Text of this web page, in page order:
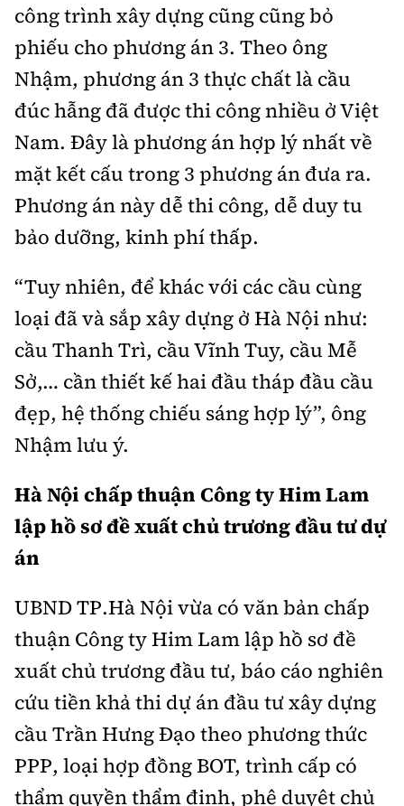
công trình xây dựng cũng cũng bỏ
phiếu cho phương án 3. Theo ông
Nhậm, phương án 3 thực chất là cầu
đúc hẫng đã được thi công nhiều ở Việt
Nam. Đây là phương án hợp lý nhất về
mặt kết cấu trong 3 phương án đưa ra.
Phương án này dễ thi công, dễ duy tu
bảo dưỡng, kinh phí thấp.
“Tuy nhiên, để khác với các cầu cùng
loại đã và sắp xây dựng ở Hà Nội như:
cầu Thanh Trì, cầu Vĩnh Tuy, cầu Mễ
Sở,… cần thiết kế hai đầu tháp đầu cầu
đẹp, hệ thống chiếu sáng hợp lý”, ông
Nhậm lưu ý.
Hà Nội chấp thuận Công ty Him Lam
lập hồ sơ đề xuất chủ trương đầu tư dự
án
UBND TP.Hà Nội vừa có văn bản chấp
thuận Công ty Him Lam lập hồ sơ đề
xuất chủ trương đầu tư, báo cáo nghiên
cứu tiền khả thi dự án đầu tư xây dựng
cầu Trần Hưng Đạo theo phương thức
PPP, loại hợp đồng BOT, trình cấp có
thẩm quyền thẩm định, phê duyệt chủ